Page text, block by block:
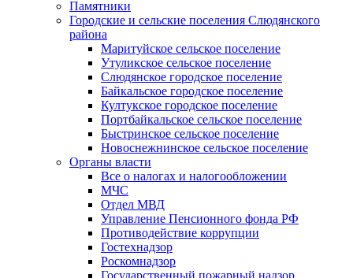
Памятники
Городские и сельские поселения Слюдянского
района
Маритуйское сельское поселение
Утуликское сельское поселение
Слюдянское городское поселение
Байкальское городское поселение
Култукское городское поселение
Портбайкальское сельское поселение
Быстринское сельское поселение
Новоснежнинское сельское поселение
Органы власти
Все о налогах и налогообложении
МЧС
Отдел МВД
Управление Пенсионного фонда РФ
Противодействие коррупции
Гостехнадзор
Роскомнадзор
Государственный пожарный надзор